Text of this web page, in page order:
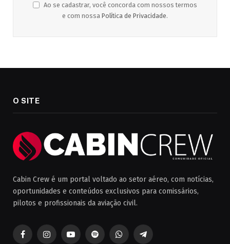
Ao se cadastrar, você concorda com nossos termos
e com nossa Política de Privacidade.
O SITE
Cabin Crew é um portal voltado ao setor aéreo, com notícias,
oportunidades e conteúdos exclusivos para comissários,
pilotos e profissionais da aviação civil.
FacebookInstagramYouTubeSpotifyWhatsAppTelegrama